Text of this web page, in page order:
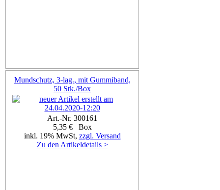
Mundschutz, 3-lag., mit Gummiband,
50 Stk./Box
Art.-Nr. 300161
5,35 € Box
inkl. 19% MwSt, zzgl. Versand
Zu den Artikeldetails >